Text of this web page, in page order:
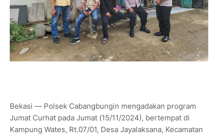
Bekasi — Polsek Cabangbungin mengadakan program
Jumat Curhat pada Jumat (15/11/2024), bertempat di
Kampung Wates, Rt.07/01, Desa Jayalaksana, Kecamatan